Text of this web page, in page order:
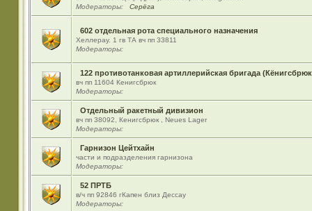
Модераторы:
Серёга
602 отдельная рота специального назначения
Хеллерау. 1 гв ТА вч пп 33811
Модераторы:
122 противотанковая артиллерийская бригада
вч пп 11604 Кенигсбрюк
Модераторы:
Отдельный ракетный дивизион
вч пп 38092, Кенигсбрюк , Neues Lager
Модераторы:
Гарнизон Цейтхайн
части и подразделения гарнизона
Модераторы:
52 ПРТБ
в/ч пп 92846 гКапен близ Дессау
Модераторы: